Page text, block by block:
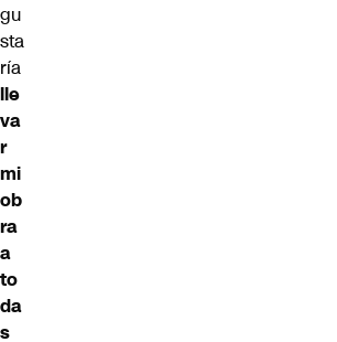
gu
sta
ría
lle
va
r
mi
ob
ra
a
to
da
s